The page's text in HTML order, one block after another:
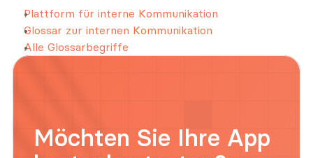
Plattform für interne Kommunikation
Glossar zur internen Kommunikation
Alle Glossarbegriffe
Möchten Sie Ihre App